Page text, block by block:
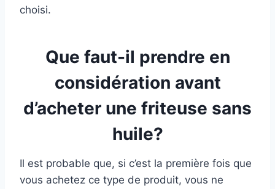
choisi.
Que faut-il prendre en
considération avant
d’acheter une friteuse sans
huile?
Il est probable que, si c’est la première fois que
vous achetez ce type de produit, vous ne